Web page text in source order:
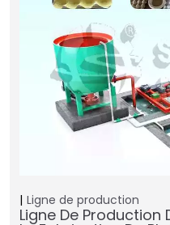
Ligne de production
Ligne De